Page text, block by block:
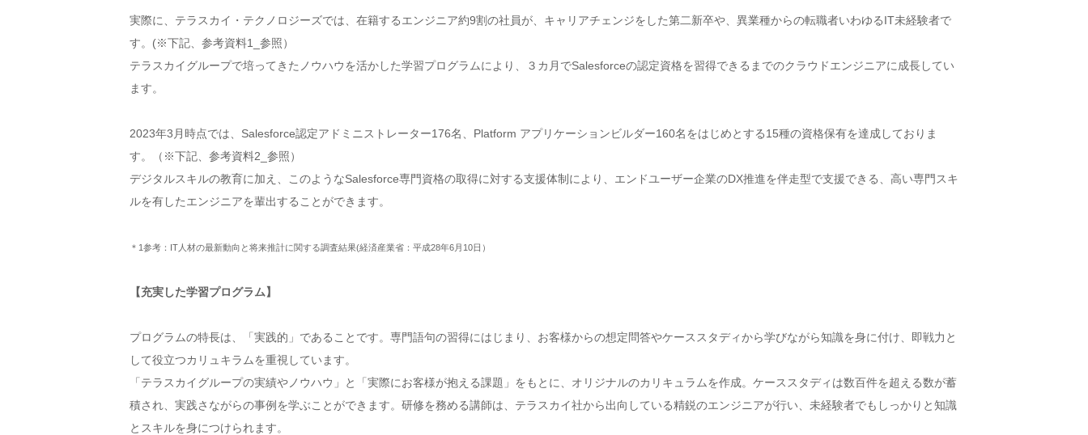
実際に、テラスカイ・テクノロジーズでは、在籍するエンジニア約9割の社員が、キャリアチェンジをした第二新卒や、異業種からの転職者いわゆるIT未経験者で
す。(※下記、参考資料1_参照）
テラスカイグループで培ってきたノウハウを活かした学習プログラムにより、３カ月でSalesforceの認定資格を習得できるまでのクラウドエンジニアに成長してい
ます。
2023年3月時点では、Salesforce認定アドミニストレーター176名、Platform アプリケーションビルダー160名をはじめとする15種の資格保有を達成しておりま
す。（※下記、参考資料2_参照）
デジタルスキルの教育に加え、このようなSalesforce専門資格の取得に対する支援体制により、エンドユーザー企業のDX推進を伴走型で支援できる、高い専門スキ
ルを有したエンジニアを輩出することができます。
＊1参考：IT人材の最新動向と将来推計に関する調査結果(経済産業省：平成28年6月10日）
【充実した学習プログラム】
プログラムの特長は、「実践的」であることです。専門語句の習得にはじまり、お客様からの想定問答やケーススタディから学びながら知識を身に付け、即戦力と
して役立つカリュキラムを重視しています。
「テラスカイグループの実績やノウハウ」と「実際にお客様が抱える課題」をもとに、オリジナルのカリキュラムを作成。ケーススタディは数百件を超える数が蓄
積され、実践さながらの事例を学ぶことができます。研修を務める講師は、テラスカイ社から出向している精鋭のエンジニアが行い、未経験者でもしっかりと知識
とスキルを身につけられます。